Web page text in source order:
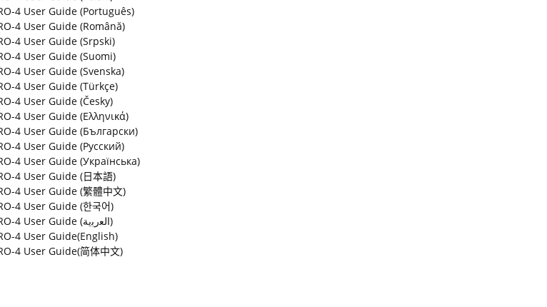
4 User Guide (Português)
4 User Guide (Română)
4 User Guide (Srpski)
4 User Guide (Suomi)
4 User Guide (Svenska)
4 User Guide (Türkçe)
4 User Guide (Česky)
4 User Guide (Ελληνικά)
4 User Guide (Български)
4 User Guide (Русский)
4 User Guide (Українська)
4 User Guide (日本語)
4 User Guide (繁體中文)
4 User Guide (한국어)
VX2757-2K-PRO-4 User Guide (ﺍﻟﻌﺭﺑﻳﺔ)
4 User Guide(English)
4 User Guide(简体中文)